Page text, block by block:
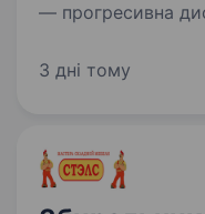
— прогресивна
інноваційному
в дистрибуції…
3 дні тому